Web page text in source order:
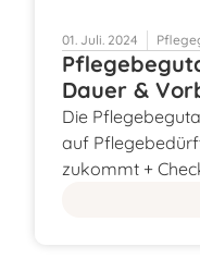
01. Juli. 2024
Dauer &
Die
auf
zukommt +